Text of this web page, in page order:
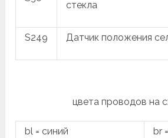
стекла
S249 Датчик положения
цвета проводов на
bl = синий br